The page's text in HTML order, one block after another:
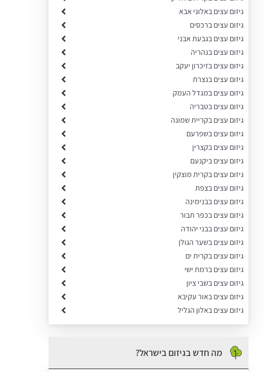
גיזום עצים באלוני אבא
גיזום עצים ברכסים
גיזום עצים בגבעת אבני
גיזום עצים בנהריה
גיזום עצים בזיכרון יעקב
גיזום עצים בנצרת
גיזום עצים במגדל העמק
גיזום עצים בטבריה
גיזום עצים בקריית שמונה
גיזום עצים בשפרעם
גיזום עצים בקצרין
גיזום עצים ביקנעם
גיזום עצים בקרית מוצקין
גיזום עצים בצפת
גיזום עצים בבנימינה
גיזום עצים בכפר תבור
גיזום עצים בבני יהודה
גיזום עצים בשער הגולן
גיזום עצים בקרית ים
גיזום עצים ברמת ישי
גיזום עצים בשבי ציון
גיזום עצים באור עקיבא
גיזום עצים באלון הגליל
מה חדש בגיזום בישראל?